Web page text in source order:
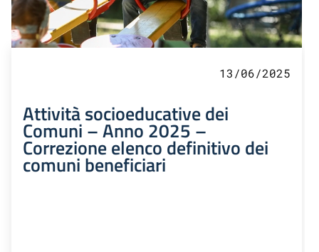
13/06/2025
Attività socioeducative dei
Comuni – Anno 2025 –
Correzione elenco definitivo dei
comuni beneficiari